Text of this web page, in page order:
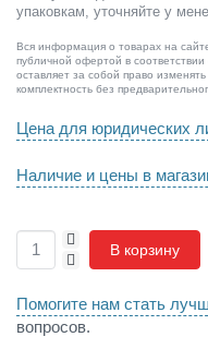
и
.
2
0
0
*
0
к
р
и
ч
н
Наличие и цены в
упаковкам, уточняйте у
Вся информация о товарах на
публичной офертой в
оставляет за собой право
комплектность без
Цена для юридических
-
+
В корзину
Помогите нам стать
вопросов.